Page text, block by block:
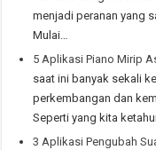
menjadi peranan yang
Mulai…
5 Aplikasi Piano Mirip
saat ini banyak sekali
perkembangan dan
Seperti yang kita
3 Aplikasi Pengubah